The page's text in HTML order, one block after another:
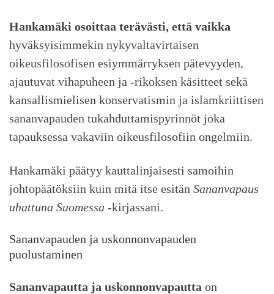
Hankamäki osoittaa terävästi, että vaikka
hyväksyisimmekin nykyvaltavirtaisen
oikeusfilosofisen esiymmärryksen pätevyyden,
ajautuvat vihapuheen ja -rikoksen käsitteet sekä
kansallismielisen konservatismin ja islamkriittisen
sananvapauden tukahduttamispyrinnöt joka
tapauksessa vakaviin oikeusfilosofiin ongelmiin.
Hankamäki päätyy kauttalinjaisesti samoihin
johtopäätöksiin kuin mitä itse esitän Sananvapaus
uhattuna Suomessa -kirjassani.
Sananvapauden ja uskonnonvapauden
puolustaminen
Sananvapautta ja uskonnonvapautta on